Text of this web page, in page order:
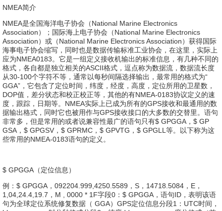
NMEA简介
NMEA是全国海洋电子协会（National Marine Electronics
Association）；国际海上电子协会（National Marine Electronics
Association）或（National Marine Electronics Association）获得国际
海事电子协会缩写，同时也是数据传输标准工业协会，在这里，实际上
应为NMEA0183。它是一组定义接收机输出的标准信息，有几种不同的
格式，各自都是独立相关的ASCII格式，逗点称为数据流，数据流长度
从30-100个字符不等，通常以每秒间隔选择输出，最常用的格式为“
GGA”，它包含了定位时间，纬度，经度，高度，定位所用的卫星数，
DOP值，差分状态和校正校正等，其他的有NMEA-0183协议定义的速
度，跟踪，日期等。NMEA实际上已成为所有的GPS接收和最通用的数
据输出格式，同时它也被用作与GPS接收接口的大多数的交替里。语句
非常多，但是常用的或者说兼容性最广的语句只有$ GPGGA，$ GP
GSA，$ GPGSV，$ GPRMC，$ GPVTG，$ GPGLL等。以下称为这
些常用的NMEA-0183语句的定义。
$ GPGGA（定位信息）
例：$ GPGGA，092204.999,4250.5589，S，14718.5084，E，
1,04,24.4,19.7，M , 0000 * 1F字段0：$ GPGGA，语句ID，表明该语
句为全球定位系统修复数据（ GGA）GPS定位信息分段1：UTC时间，